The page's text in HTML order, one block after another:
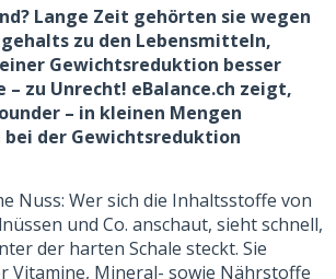
Lange Zeit gehörten sie wegen
zu den Lebensmitteln,
Gewichtsreduktion besser
zu Unrecht! eBalance.ch zeigt,
– in kleinen Mengen
bei der Gewichtsreduktion
Nuss: Wer sich die Inhaltsstoffe von
und Co. anschaut, sieht schnell,
der harten Schale steckt. Sie
Vitamine, Mineral- sowie Nährstoffe